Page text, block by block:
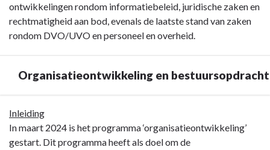
het
doel
van
paragraaf?
ontwikkelingen rondom informatiebeleid, juridische zaken en
rechtmatigheid aan bod, evenals de laatste stand van zaken
rondom DVO/UVO en personeel en overheid.
Organisatieontwikkeling en bestuursopdracht
Terug
naar
navigatie
Inleiding
In maart 2024 is het programma ‘organisatieontwikkeling’
gestart. Dit programma heeft als doel om de